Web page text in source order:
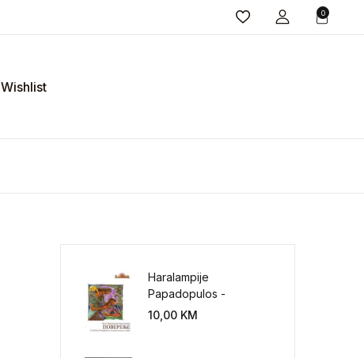
0
Wishlist
Haralampije
Papadopulos -
Poverenje: sloboda od
10,00 KM